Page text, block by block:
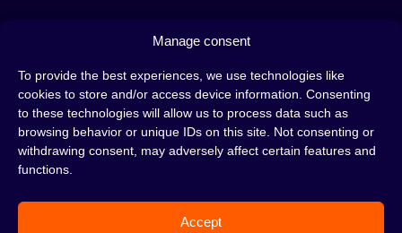
Manage consent
To provide the best experiences, we use technologies like
cookies to store and/or access device information. Consenting
to these technologies will allow us to process data such as
browsing behavior or unique IDs on this site. Not consenting or
withdrawing consent, may adversely affect certain features and
functions.
Accept
УСЛОВИЯ ИСПОЛЬЗОВАНИЯ ПОЛИТИКА COOKIE
Кальян — это отличная идея для вечера, проведенного с друзьями или в
одиночестве; это интересный ритуал, который покорил сердца многих людей.